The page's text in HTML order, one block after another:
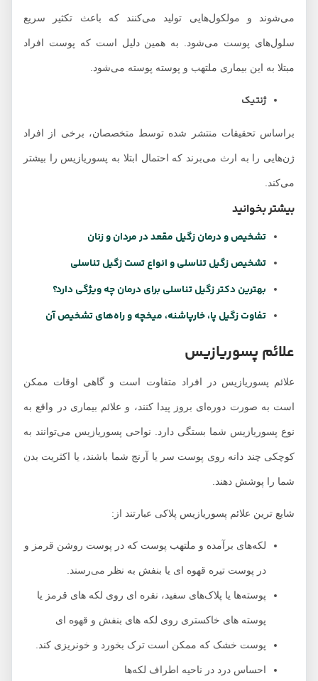
می‌شوند و مولکول‌هایی تولید می‌کنند که باعث تکثیر سریع
سلول‌های پوست می‌شود. به همین دلیل است که پوست افراد
مبتلا به این بیماری ملتهب و پوسته پوسته می‌شود.
ژنتیک
براساس تحقیقات منتشر شده توسط متخصصان، برخی از افراد
ژن‌هایی را به ارث می‌برند که احتمال ابتلا به پسوریازیس را بیشتر
می‌کند.
بیشتر بخوانید
تشخیص و درمان زگیل مقعد در مردان و زنان
تشخیص زگیل تناسلی و انواع تست زگیل تناسلی
بهترین دکتر زگیل تناسلی برای درمان چه ویژگی دارد؟
تفاوت زگیل پا، خارپاشنه، میخچه و راه‌های تشخیص آن
علائم پسوریازیس
علائم پسوریازیس در افراد متفاوت است و گاهی اوقات ممکن
است به صورت دوره‌ای بروز پیدا کنند، و علائم بیماری در واقع به
نوع پسوریازیس شما بستگی دارد. نواحی پسوریازیس می‌توانند به
کوچکی چند دانه روی پوست سر یا آرنج شما باشند، یا اکثریت بدن
شما را پوشش دهند.
شایع ترین علائم پسوریازیس پلاکی عبارتند از:
لکه‌های برآمده و ملتهب پوست که در پوست روشن قرمز و
در پوست تیره قهوه ای یا بنفش به نظر می‌رسند.
پوسته‌ها یا پلاک‌های سفید، نقره‌ ای روی لکه های قرمز یا
پوسته های خاکستری روی لکه های بنفش و قهوه ای
پوست خشک که ممکن است ترک بخورد و خونریزی کند.
احساس درد در ناحیه اطراف لکه‌ها